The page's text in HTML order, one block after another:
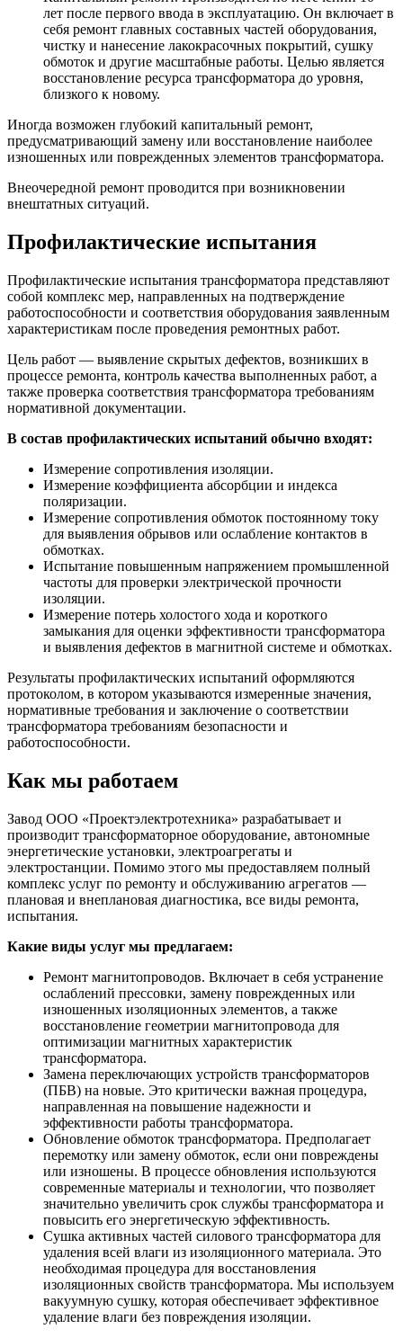
лет после первого ввода в эксплуатацию. Он включает в
себя ремонт главных составных частей оборудования,
чистку и нанесение лакокрасочных покрытий, сушку
обмоток и другие масштабные работы. Целью является
восстановление ресурса трансформатора до уровня,
близкого к новому.
Иногда возможен глубокий капитальный ремонт,
предусматривающий замену или восстановление наиболее
изношенных или поврежденных элементов трансформатора.
Внеочередной ремонт проводится при возникновении
внештатных ситуаций.
Профилактические испытания
Профилактические испытания трансформатора представляют
собой комплекс мер, направленных на подтверждение
работоспособности и соответствия оборудования заявленным
характеристикам после проведения ремонтных работ.
Цель работ — выявление скрытых дефектов, возникших в
процессе ремонта, контроль качества выполненных работ, а
также проверка соответствия трансформатора требованиям
нормативной документации.
В состав профилактических испытаний обычно входят:
Измерение сопротивления изоляции.
Измерение коэффициента абсорбции и индекса
поляризации.
Измерение сопротивления обмоток постоянному току
для выявления обрывов или ослабление контактов в
обмотках.
Испытание повышенным напряжением промышленной
частоты для проверки электрической прочности
изоляции.
Измерение потерь холостого хода и короткого
замыкания для оценки эффективности трансформатора
и выявления дефектов в магнитной системе и обмотках.
Результаты профилактических испытаний оформляются
протоколом, в котором указываются измеренные значения,
нормативные требования и заключение о соответствии
трансформатора требованиям безопасности и
работоспособности.
Как мы работаем
Завод ООО «Проектэлектротехника» разрабатывает и
производит трансформаторное оборудование, автономные
энергетические установки, электроагрегаты и
электростанции. Помимо этого мы предоставляем полный
комплекс услуг по ремонту и обслуживанию агрегатов —
плановая и внеплановая диагностика, все виды ремонта,
испытания.
Какие виды услуг мы предлагаем:
Ремонт магнитопроводов. Включает в себя устранение
ослаблений прессовки, замену поврежденных или
изношенных изоляционных элементов, а также
восстановление геометрии магнитопровода для
оптимизации магнитных характеристик
трансформатора.
Замена переключающих устройств трансформаторов
(ПБВ) на новые. Это критически важная процедура,
направленная на повышение надежности и
эффективности работы трансформатора.
Обновление обмоток трансформатора. Предполагает
перемотку или замену обмоток, если они повреждены
или изношены. В процессе обновления используются
современные материалы и технологии, что позволяет
значительно увеличить срок службы трансформатора и
повысить его энергетическую эффективность.
Сушка активных частей силового трансформатора для
удаления всей влаги из изоляционного материала. Это
необходимая процедура для восстановления
изоляционных свойств трансформатора. Мы используем
вакуумную сушку, которая обеспечивает эффективное
удаление влаги без повреждения изоляции.